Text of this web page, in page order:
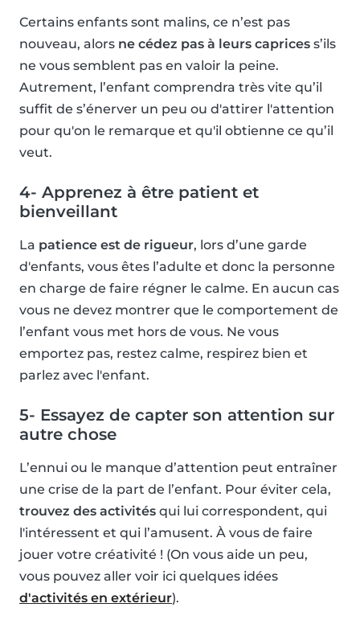
Certains enfants sont malins, ce n’est pas
nouveau, alors ne cédez pas à leurs caprices s’ils
ne vous semblent pas en valoir la peine.
Autrement, l’enfant comprendra très vite qu’il
suffit de s’énerver un peu ou d'attirer l'attention
pour qu'on le remarque et qu'il obtienne ce qu’il
veut.
4- Apprenez à être patient et
bienveillant
La patience est de rigueur, lors d’une garde
d'enfants, vous êtes l’adulte et donc la personne
en charge de faire régner le calme. En aucun cas
vous ne devez montrer que le comportement de
l’enfant vous met hors de vous. Ne vous
emportez pas, restez calme, respirez bien et
parlez avec l'enfant.
5- Essayez de capter son attention sur
autre chose
L’ennui ou le manque d’attention peut entraîner
une crise de la part de l’enfant. Pour éviter cela,
trouvez des activités qui lui correspondent, qui
l'intéressent et qui l’amusent. À vous de faire
jouer votre créativité ! (On vous aide un peu,
vous pouvez aller voir ici quelques idées
d'activités en extérieur).